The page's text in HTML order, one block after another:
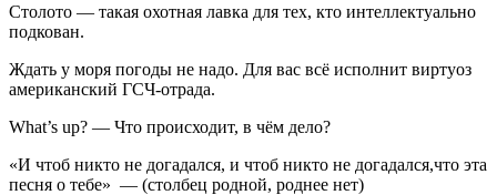
Столото — такая охотная лавка для тех, кто интеллектуально
подкован.
Ждать у моря погоды не надо. Для вас всё исполнит виртуоз
американский ГСЧ-отрада.
What’s up? — Что происходит, в чём дело?
«И чтоб никто не догадался, и чтоб никто не догадался,что эта
песня о тебе» — (столбец родной, роднее нет)